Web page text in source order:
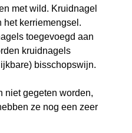
met wild. Kruidnagel
het kerriemengsel.
toegevoegd aan
kruidnagels
bisschopswijn.
niet gegeten worden,
ze nog een zeer